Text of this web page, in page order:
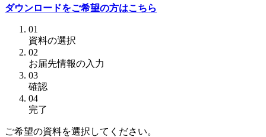
ダウンロードをご希望の方はこちら
01
資料の選択
02
お届先情報の入力
03
確認
04
完了
ご希望の資料を選択してください。